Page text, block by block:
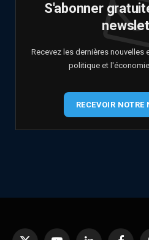
S'abonner
Recevez les dernières nouvelles
politique et
RECEVOIR NOTRE